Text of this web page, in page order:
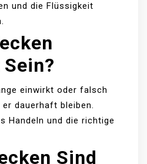
und die Flüssigkeit
einwirkt oder falsch
dauerhaft bleiben.
Handeln und die richtige
Sind